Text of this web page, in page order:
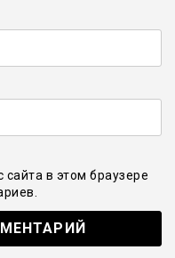
в этом браузере